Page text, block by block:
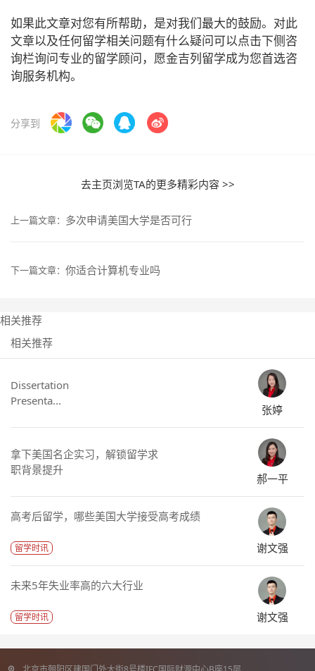
如果此文章对您有所帮助，是对我们最大的鼓励。对此
文章以及任何留学相关问题有什么疑问可以点击下侧咨
询栏询问专业的留学顾问，愿金吉列留学成为您首选咨
询服务机构。
分享到
去主页浏览TA的更多精彩内容 >>
上一篇文章： 多次申请美国大学是否可行
下一篇文章： 你适合计算机专业吗
相关推荐
相关推荐
Dissertation
Presenta...
张婷
拿下美国名企实习，解锁留学求
职背景提升
郝一平
高考后留学，哪些美国大学接受高考成绩
留学时讯 谢文强
未来5年失业率高的六大行业
留学时讯 谢文强